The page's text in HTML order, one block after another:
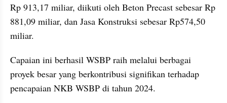
Rp 913,17 miliar, diikuti oleh Beton Precast sebesar Rp
881,09 miliar, dan Jasa Konstruksi sebesar Rp574,50
miliar.
Capaian ini berhasil WSBP raih melalui berbagai
proyek besar yang berkontribusi signifikan terhadap
pencapaian NKB WSBP di tahun 2024.